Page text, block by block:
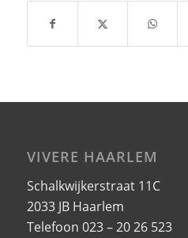
VIVERE HAARLEM
Schalkwijkerstraat 11C
2033 JB Haarlem
Telefoon 023 – 20 26 523